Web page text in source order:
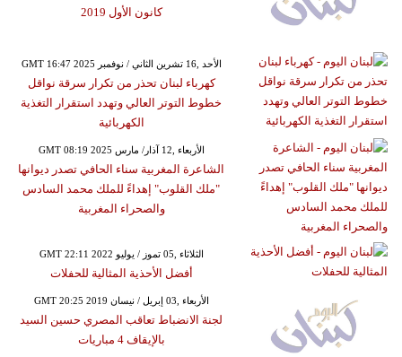
كانون الأول 2019
GMT 16:47 2025 الأحد ,16 تشرين الثاني / نوفمبر
كهرباء لبنان تحذر من تكرار سرقة نواقل
خطوط التوتر العالي وتهدد استقرار التغذية
الكهربائية
GMT 08:19 2025 الأربعاء ,12 آذار/ مارس
الشاعرة المغربية سناء الحافي تصدر ديوانها
"ملك القلوب" إهداءً للملك محمد السادس
والصحراء المغربية
GMT 22:11 2022 الثلاثاء ,05 تموز / يوليو
أفضل الأحذية المثالية للحفلات
GMT 20:25 2019 الأربعاء ,03 إبريل / نيسان
لجنة الانضباط تعاقب المصري حسين السيد
بالإيقاف 4 مباريات